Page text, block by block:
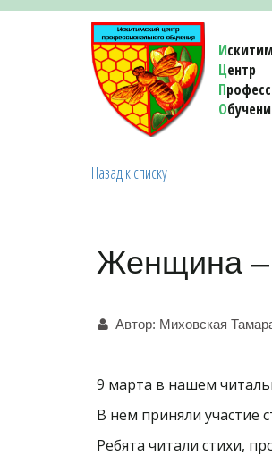
И
Центр
П
О
Назад к списку
Женщина –
Автор: Миховская
9 марта в нашем
В нём приняли участие
Ребята читали стихи,